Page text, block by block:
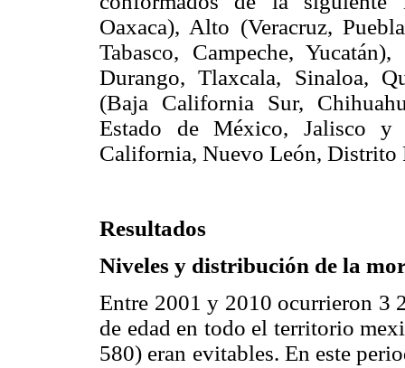
Oaxaca), Alto (Veracruz,
Tabasco, Campeche,
Durango, Tlaxcala, Sinaloa,
(Baja California Sur,
Estado de México, Jalisco
California, Nuevo León, Distrito
Resultados
Niveles y distribución de la
Entre 2001 y 2010 ocurrieron 3
de edad en todo el territorio
580) eran evitables. En este